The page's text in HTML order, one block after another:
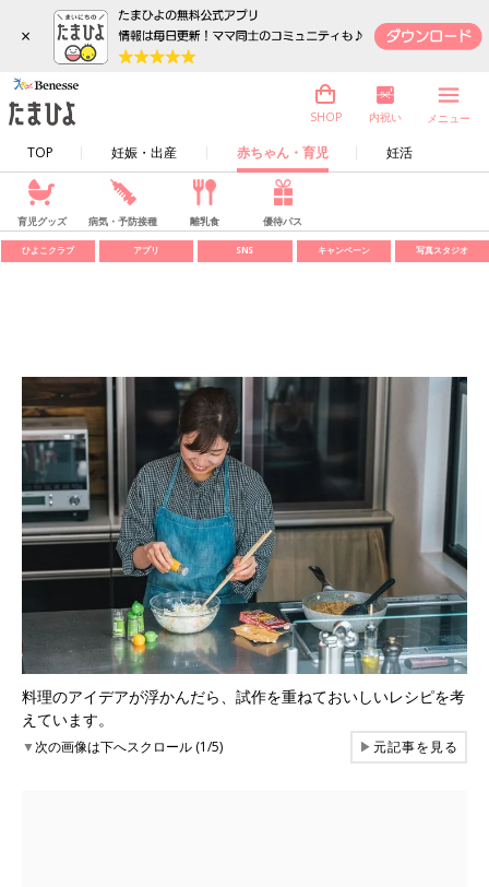
×
TOP 妊娠・出産 赤ちゃん・育児 妊活
SHOP 内祝い メニュー
育児グッズ 病気・予防接種 離乳食 優待パス
ひよこクラブ アプリ SNS キャンペーン 写真スタジオ
料理のアイデアが浮かんだら、試作を重ねておいしいレシピを考
えています。
▼次の画像は下へスクロール (1/5) ▶元記事を見る